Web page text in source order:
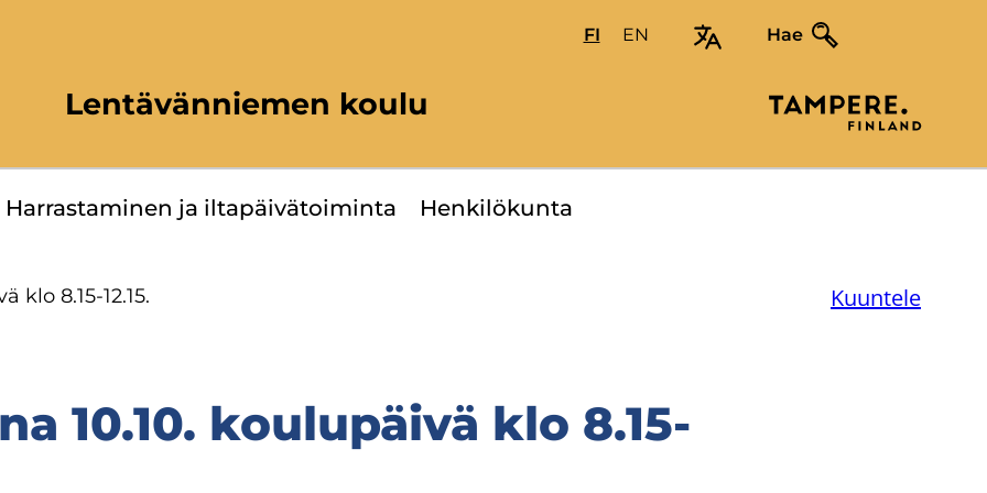
FIValitse
ENSelect
Hae
Lentävänniemen koulu
Har­ras­ta­mi­nen ja il­ta­päi­vä­toi­min­ta Hen­ki­lö­kun­ta
klo 8.15-12.15. Kuuntele
10.10. kou­lu­päi­vä klo 8.15-